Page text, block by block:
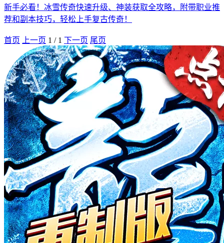
新手必看！冰雪传奇快速升级、神装获取全攻略，附带职业推
荐和副本技巧，轻松上手复古传奇！
首页 上一页 1 / 1 下一页 尾页